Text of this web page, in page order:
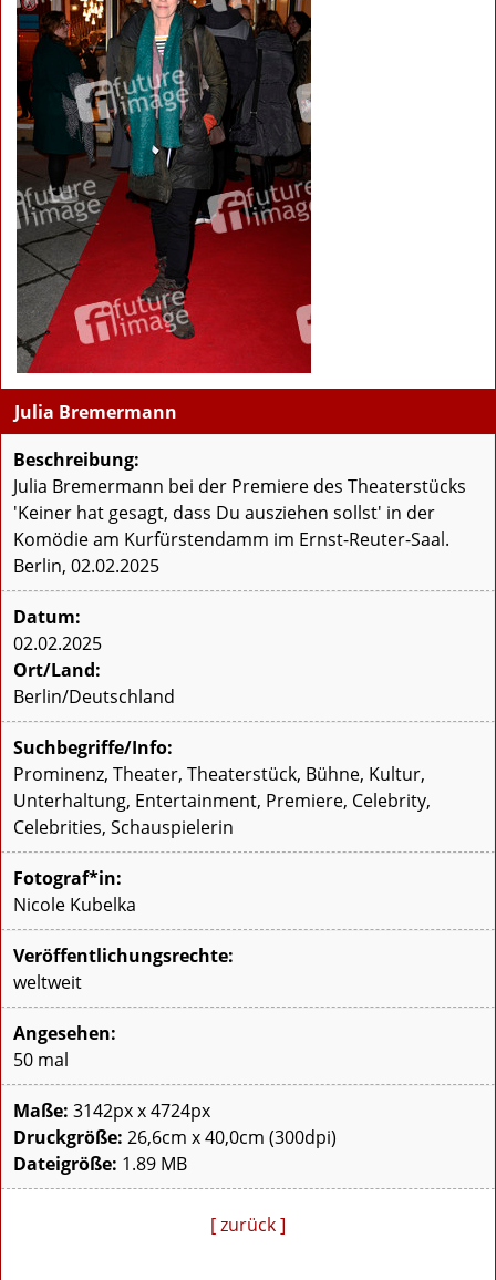
Julia Bremermann
Beschreibung:
Julia Bremermann bei der Premiere des Theaterstücks
'Keiner hat gesagt, dass Du ausziehen sollst' in der
Komödie am Kurfürstendamm im Ernst-Reuter-Saal.
Berlin, 02.02.2025
Datum:
02.02.2025
Ort/Land:
Berlin/Deutschland
Suchbegriffe/Info:
Prominenz, Theater, Theaterstück, Bühne, Kultur,
Unterhaltung, Entertainment, Premiere, Celebrity,
Celebrities, Schauspielerin
Fotograf*in:
Nicole Kubelka
Veröffentlichungsrechte:
weltweit
Angesehen:
50 mal
Maße: 3142px x 4724px
Druckgröße: 26,6cm x 40,0cm (300dpi)
Dateigröße: 1.89 MB
[ zurück ]